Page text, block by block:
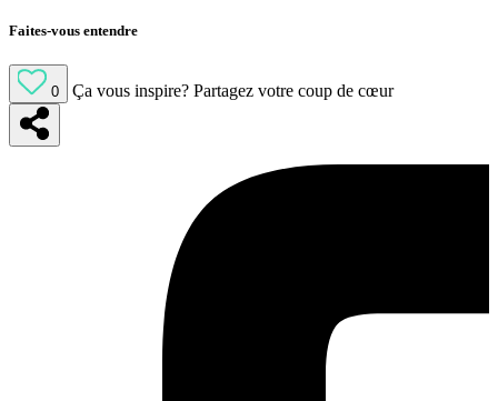
Faites-vous entendre
0 Ça vous inspire? Partagez votre coup de cœur